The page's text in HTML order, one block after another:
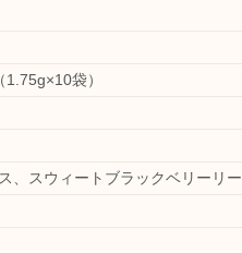
1.75g×10袋）
、スウィートブラックベリーリ